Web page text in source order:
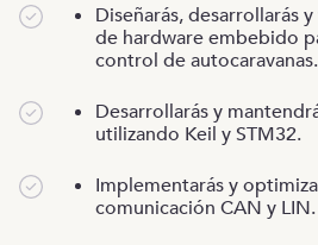
Diseñarás, desarrollarás
de hardware embebido
control de autocaravanas.
Desarrollarás y
utilizando Keil y STM32.
Implementarás y
comunicación CAN y LIN.